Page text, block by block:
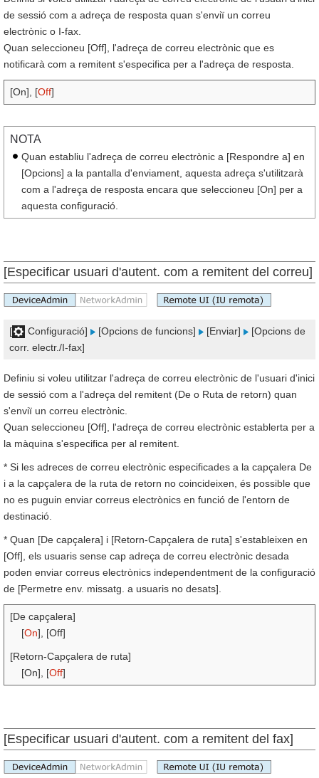
de sessió com a adreça de resposta quan s'enviï un correu
electrònic o I-fax.
Quan seleccioneu [Off], l'adreça de correu electrònic que es
notificarà com a remitent s'especifica per a l'adreça de resposta.
[On], [Off]
NOTA
Quan establiu l'adreça de correu electrònic a [Respondre a] en
[Opcions] a la pantalla d'enviament, aquesta adreça s'utilitzarà
com a l'adreça de resposta encara que seleccioneu [On] per a
aquesta configuració.
[Especificar usuari d'autent. com a remitent del correu]
[ Configuració] [Opcions de funcions] [Enviar]
[Opcions de
corr. electr./I-fax]
Definiu si voleu utilitzar l'adreça de correu electrònic de l'usuari d'inici
de sessió com a l'adreça del remitent (De o Ruta de retorn) quan
s'enviï un correu electrònic.
Quan seleccioneu [Off], l'adreça de correu electrònic establerta per a
la màquina s'especifica per al remitent.
* Si les adreces de correu electrònic especificades a la capçalera De
i a la capçalera de la ruta de retorn no coincideixen, és possible que
no es puguin enviar correus electrònics en funció de l'entorn de
destinació.
* Quan [De capçalera] i [Retorn-Capçalera de ruta] s'estableixen en
[Off], els usuaris sense cap adreça de correu electrònic desada
poden enviar correus electrònics independentment de la configuració
de [Permetre env. missatg. a usuaris no desats].
[De capçalera]
[On], [Off]
[Retorn-Capçalera de ruta]
[On], [Off]
[Especificar usuari d'autent. com a remitent del fax]